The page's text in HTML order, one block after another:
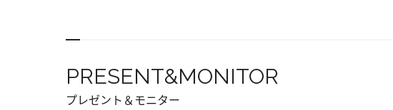
PRESENT&MONITOR
プレゼント＆モニター